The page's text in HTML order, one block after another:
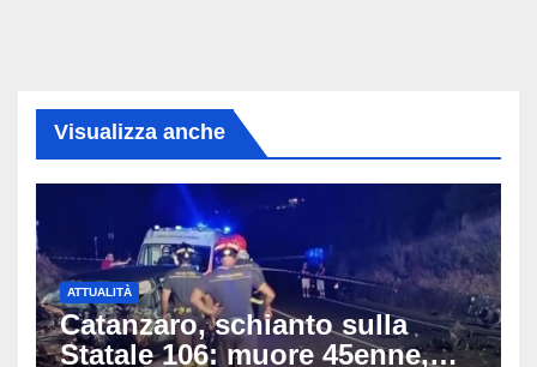
Visualizza anche
ATTUALITÀ
Catanzaro, schianto sulla
Statale 106: muore 45enne,